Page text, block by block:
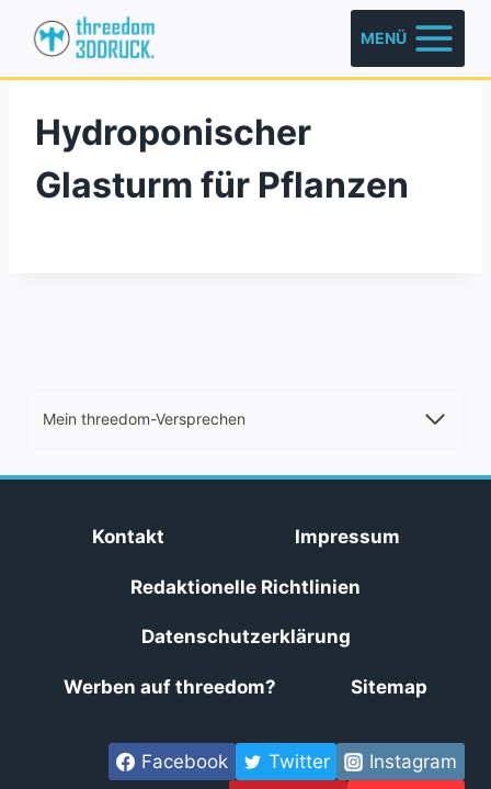
Inhalt
springen
MENÜ
Hydroponischer
Glasturm für Pflanzen
Mein threedom-Versprechen
Kontakt Impressum
Redaktionelle Richtlinien
Datenschutzerklärung
Werben auf threedom? Sitemap
Facebook Twitter
Instagram